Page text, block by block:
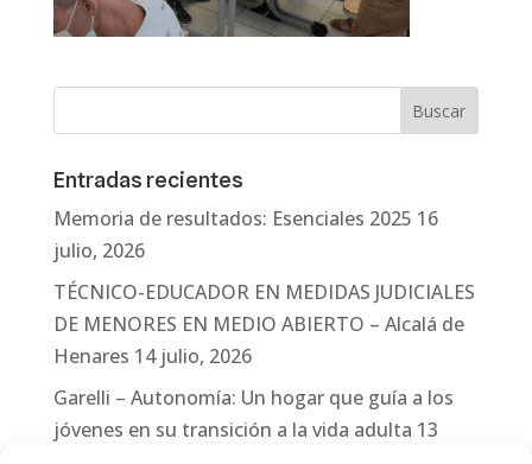
Entradas recientes
Memoria de resultados: Esenciales 2025 16
julio, 2026
TÉCNICO-EDUCADOR EN MEDIDAS JUDICIALES
DE MENORES EN MEDIO ABIERTO – Alcalá de
Henares 14 julio, 2026
Garelli – Autonomía: Un hogar que guía a los
jóvenes en su transición a la vida adulta 13